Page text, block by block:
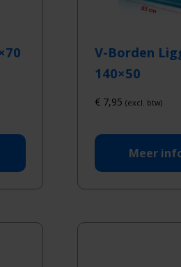
V-Borden
140×50
€7,95 (excl. btw)
Meer